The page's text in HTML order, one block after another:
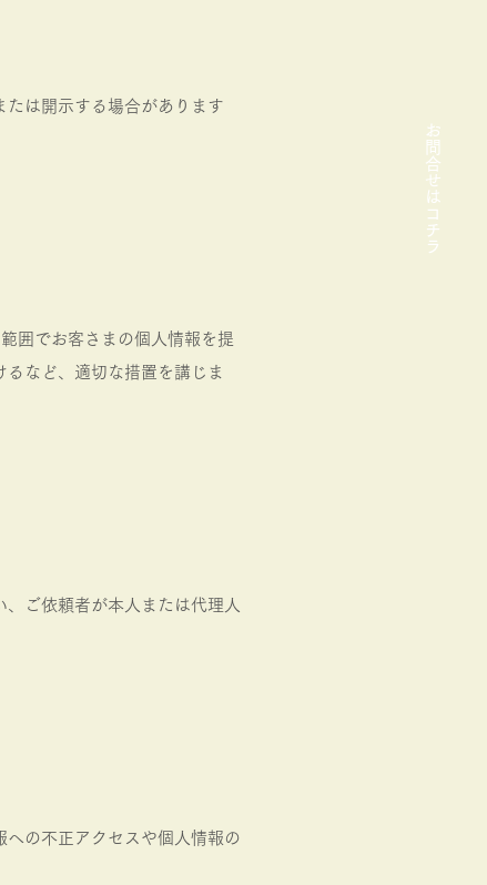
お問合せはコチラ
たは開示する場合があります
囲でお客さまの個人情報を提
など、適切な措置を講じま
ご依頼者が本人または代理人
の不正アクセスや個人情報の